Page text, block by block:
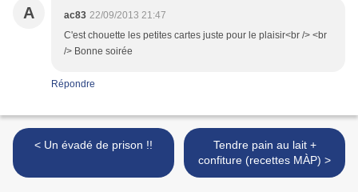
A ac83 22/09/2013 21:47
C'est chouette les petites cartes juste pour le plaisir<br /> <br
/> Bonne soirée
Répondre
< Un évadé de prison !!
Tendre pain au lait +
confiture (recettes MÀP) >